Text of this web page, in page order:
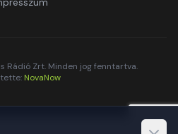
Rádió Zrt. Minden jog fenntartva.
NovaNow